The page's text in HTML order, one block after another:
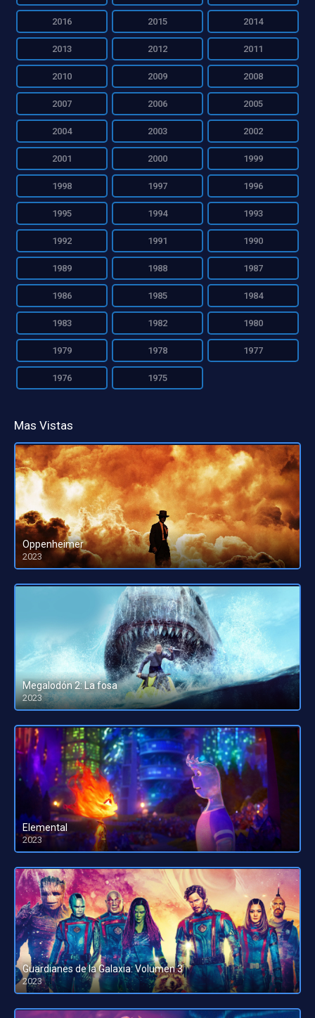
2016 2015 2014
2013 2012 2011
2010 2009 2008
2007 2006 2005
2004 2003 2002
2001 2000 1999
1998 1997 1996
1995 1994 1993
1992 1991 1990
1989 1988 1987
1986 1985 1984
1983 1982 1980
1979 1978 1977
1976 1975
Mas Vistas
Oppenheimer
2023
HD 1080pHD 720p
Megalodón 2: La fosa
2023
HD 1080pHD 720p
Elemental
2023
HD 1080pHD 720p
Guardianes de la Galaxia: Volumen 3
2023
HD 1080pHD 720p